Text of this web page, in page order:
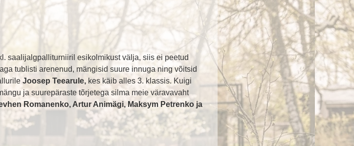
saalijalgpalliturniiril esikolmikust välja, siis ei peetud
tublisti arenenud, mängisid suure innuga ning võitsid
Joosep Teearule, kes käib alles 3. klassis. Kuigi
ja suurepäraste tõrjetega silma meie väravavaht
Romanenko, Artur Animägi, Maksym Petrenko ja